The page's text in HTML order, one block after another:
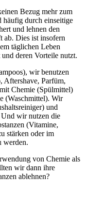
Bezug mehr zum
häufig durch einseitige
und lehnen den
ab. Dies ist insofern
täglichen Leben
deren Vorteile nutzt.
wir benutzen
Aftershave, Parfüm,
Chemie (Spülmittel)
(Waschmittel). Wir
und
wir nutzen die
(Vitamine,
stärken oder im
werden.
von Chemie als
wir dann ihre
ablehnen?